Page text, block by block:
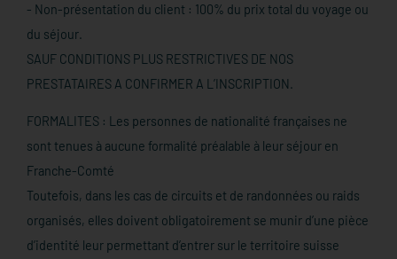
- Non-présentation du client : 100% du prix total du voyage ou
du séjour.
SAUF CONDITIONS PLUS RESTRICTIVES DE NOS
PRESTATAIRES A CONFIRMER A L’INSCRIPTION.
FORMALITES : Les personnes de nationalité françaises ne
sont tenues à aucune formalité préalable à leur séjour en
Franche-Comté
Toutefois, dans les cas de circuits et de randonnées ou raids
organisés, elles doivent obligatoirement se munir d’une pièce
d’identité leur permettant d’entrer sur le territoire suisse